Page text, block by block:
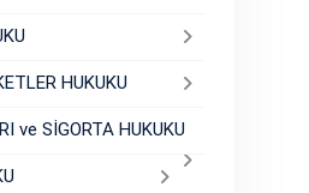
HUKUKU
ve SİGORTA HUKUKU